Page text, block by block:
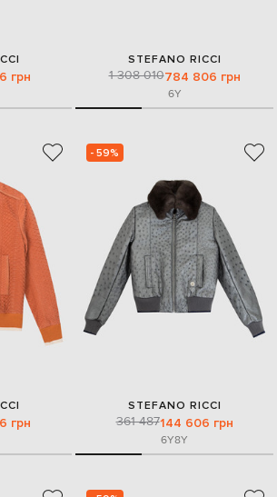
грн
STEFANO RICCI
1 308 010784 806 грн
6Y
грн
- 59%
STEFANO RICCI
361 487144 606 грн
6Y8Y